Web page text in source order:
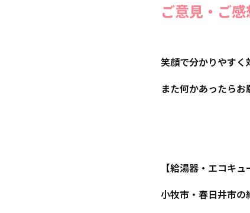
ご意見・ご感
笑顔で分かりやす
また何かあったらお
【給湯器・エコキ
小牧市・春日井市